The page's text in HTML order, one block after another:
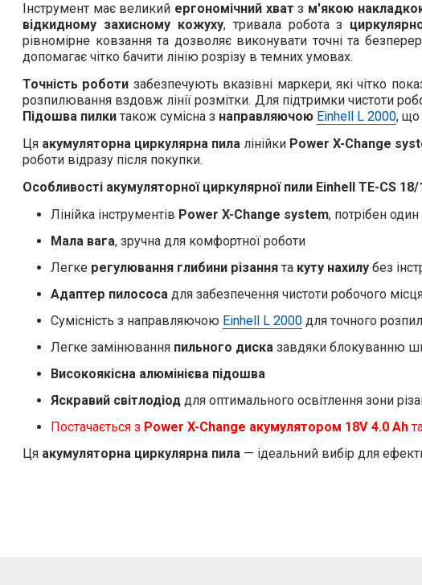
Інструмент має великий ергономічний хват з м'якою
відкидному захисному кожуху, тривала робота з
рівномірне ковзання та дозволяє виконувати точні та
допомагає чітко бачити лінію розрізу в темних умовах.
Точність роботи забезпечують вказівні маркери, які чітко
розпилювання вздовж лінії розмітки. Для підтримки чистоти
Підошва пилки також сумісна з направляючою Einhell L 2000, що
Ця акумуляторна циркулярна пила лінійки Power X-Change
роботи відразу після покупки.
Особливості акумуляторної циркулярної пили Einhell TE-CS
Лінійка інструментів Power X-Change system, потрібен один
Мала вага, зручна для комфортної роботи
Легке регулювання глибини різання та куту нахилу без
Адаптер пилососа для забезпечення чистоти робочого
Сумісність з направляючою Einhell L 2000 для точного
Легке замінювання пильного диска завдяки блокуванню
Високоякісна алюмінієва підошва
Яскравий світлодіод для оптимального освітлення зони
Постачається з Power X-Change акумулятором 18V 4.0 Ah
Ця акумуляторна циркулярна пила — ідеальний вибір для